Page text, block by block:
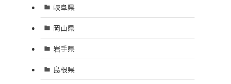
岐阜県
岡山県
岩手県
島根県